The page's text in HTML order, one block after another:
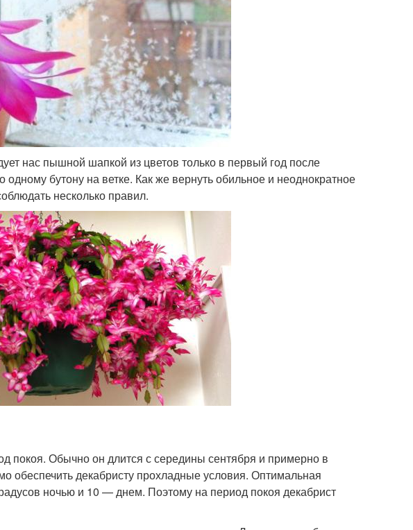
нас пышной шапкой из цветов только в первый год после
бутону на ветке. Как же вернуть обильное и неоднократное
несколько правил.
покоя. Обычно он длится с середины сентября и примерно в
обеспечить декабристу прохладные условия. Оптимальная
ночью и 10 — днем. Поэтому на период покоя декабрист